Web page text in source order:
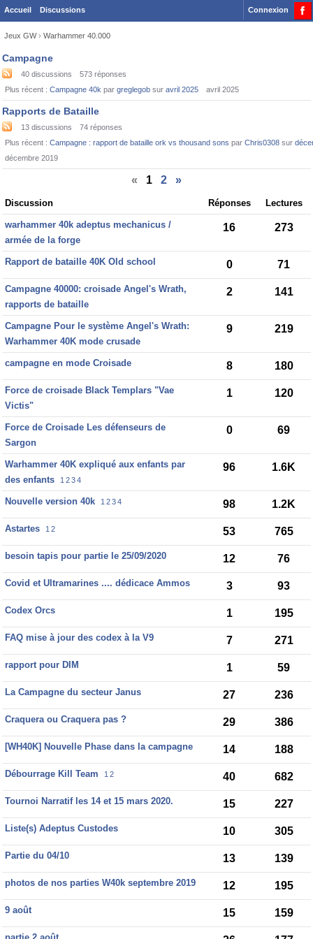
Accueil Discussions Connexion
Jeux GW › Warhammer 40.000
Category
List
Campagne
40 discussions 573 réponses
Plus récent : Campagne 40k par greglegob sur avril 2025 avril 2025
Rapports de Bataille
13 discussions 74 réponses
Plus récent : Campagne : rapport de bataille ork vs thousand sons par Chris0308 sur
décembre 2019
« 1 2
»
Discussion
List
Discussion Réponses Lectures
warhammer 40k adeptus mechanicus /
armée de la forge
16 273
Rapport de bataille 40K Old school 0 71
Campagne 40000: croisade Angel's Wrath,
rapports de bataille
2 141
Campagne Pour le système Angel's Wrath:
Warhammer 40K mode crusade
9 219
campagne en mode Croisade 8 180
Force de croisade Black Templars "Vae
Victis"
1 120
Force de Croisade Les défenseurs de
Sargon
0 69
Warhammer 40K expliqué aux enfants par
des enfants
1 234
96 1.6K
Nouvelle version 40k 1 234 98 1.2K
Astartes 1 2 53 765
besoin tapis pour partie le 25/09/2020 12 76
Covid et Ultramarines .... dédicace Ammos 3 93
Codex Orcs 1 195
FAQ mise à jour des codex à la V9 7 271
rapport pour DIM 1 59
La Campagne du secteur Janus 27 236
Craquera ou Craquera pas ? 29 386
[WH40K] Nouvelle Phase dans la campagne 14 188
Débourrage Kill Team 1 2 40 682
Tournoi Narratif les 14 et 15 mars 2020. 15 227
Liste(s) Adeptus Custodes 10 305
Partie du 04/10 13 139
photos de nos parties W40k septembre 2019 12 195
9 août 15 159